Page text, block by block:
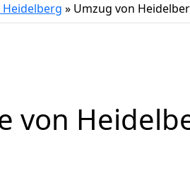
» Umzug von
von